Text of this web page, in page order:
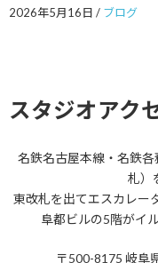
2021年4月
2021年3月
2021年1月
2026年5月16日 / ブログ
スタジオアク
名鉄名古屋本線・名鉄
札）
東改札を出てエスカレー
阜都ビルの5階がイ
〒500-8175 岐阜